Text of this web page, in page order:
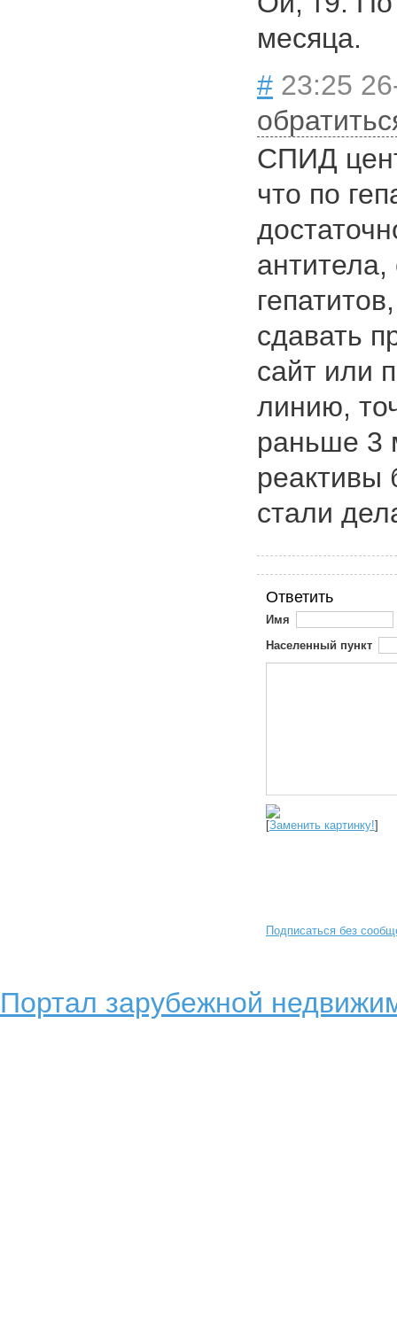
месяца.
# 23:25
СПИД
что по
антитела,
сдавать
сайт или
линию,
раньше 3
реактивы
стали
Ответить
Имя
Населенный пункт
[Заменить картинку!]
Подписаться без
Портал зарубежной